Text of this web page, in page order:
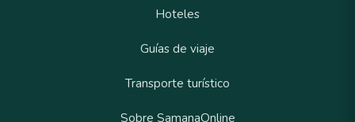
Hoteles
Guías de viaje
Transporte turístico
Sobre SamanaOnline